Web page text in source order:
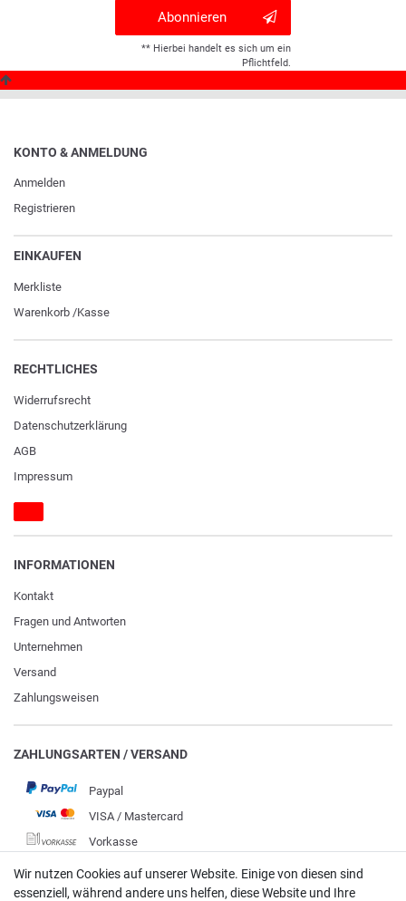
Abonnieren
** Hierbei handelt es sich um ein
Pflichtfeld.
KONTO & ANMELDUNG
Anmelden
Registrieren
EINKAUFEN
Merkliste
Warenkorb /Kasse
RECHTLICHES
Widerrufs­recht
Daten­schutz­erklärung
AGB
Impressum
INFORMATIONEN
Kontakt
Fragen und Antworten
Unternehmen
Versand
Zahlungsweisen
ZAHLUNGSARTEN / VERSAND
Paypal
VISA / Mastercard
Vorkasse
DHL
Deutsche Post
Wir nutzen Cookies auf unserer Website. Einige von diesen sind
essenziell, während andere uns helfen, diese Website und Ihre